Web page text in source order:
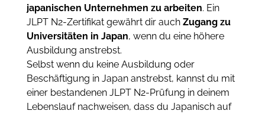
japanischen Unternehmen zu arbeiten. Ein
JLPT N2-Zertifikat gewährt dir auch Zugang zu
Universitäten in Japan, wenn du eine höhere
Ausbildung anstrebst.
Selbst wenn du keine Ausbildung oder
Beschäftigung in Japan anstrebst, kannst du mit
einer bestandenen JLPT N2-Prüfung in deinem
Lebenslauf nachweisen, dass du Japanisch auf